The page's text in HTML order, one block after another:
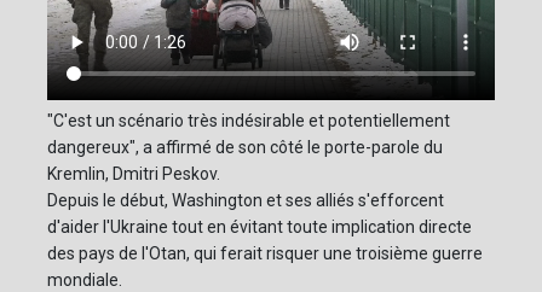
"C'est un scénario très indésirable et potentiellement
dangereux", a affirmé de son côté le porte-parole du
Kremlin, Dmitri Peskov.
Depuis le début, Washington et ses alliés s'efforcent
d'aider l'Ukraine tout en évitant toute implication directe
des pays de l'Otan, qui ferait risquer une troisième guerre
mondiale.